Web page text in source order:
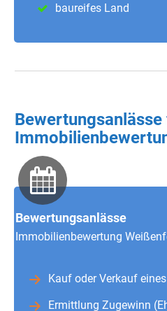
baureifes Land
Bewertungsanlässe
Immobilienbewertung
Kauf oder Verkauf
Ermittlung Zugewinn